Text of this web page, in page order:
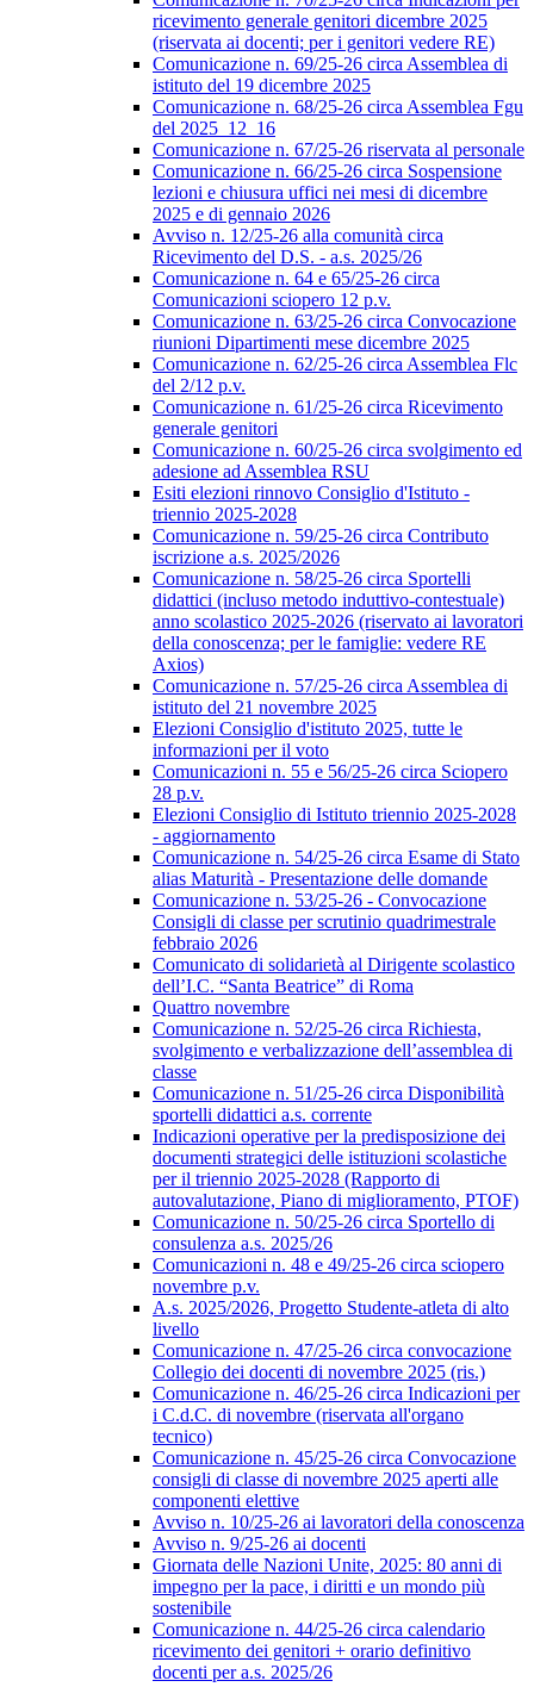
ricevimento generale genitori dicembre 2025
(riservata ai docenti; per i genitori vedere RE)
Comunicazione n. 69/25-26 circa Assemblea di
istituto del 19 dicembre 2025
Comunicazione n. 68/25-26 circa Assemblea Fgu
del 2025_12_16
Comunicazione n. 67/25-26 riservata al personale
Comunicazione n. 66/25-26 circa Sospensione
lezioni e chiusura uffici nei mesi di dicembre
2025 e di gennaio 2026
Avviso n. 12/25-26 alla comunità circa
Ricevimento del D.S. - a.s. 2025/26
Comunicazione n. 64 e 65/25-26 circa
Comunicazioni sciopero 12 p.v.
Comunicazione n. 63/25-26 circa Convocazione
riunioni Dipartimenti mese dicembre 2025
Comunicazione n. 62/25-26 circa Assemblea Flc
del 2/12 p.v.
Comunicazione n. 61/25-26 circa Ricevimento
generale genitori
Comunicazione n. 60/25-26 circa svolgimento ed
adesione ad Assemblea RSU
Esiti elezioni rinnovo Consiglio d'Istituto -
triennio 2025-2028
Comunicazione n. 59/25-26 circa Contributo
iscrizione a.s. 2025/2026
Comunicazione n. 58/25-26 circa Sportelli
didattici (incluso metodo induttivo-contestuale)
anno scolastico 2025-2026 (riservato ai lavoratori
della conoscenza; per le famiglie: vedere RE
Axios)
Comunicazione n. 57/25-26 circa Assemblea di
istituto del 21 novembre 2025
Elezioni Consiglio d'istituto 2025, tutte le
informazioni per il voto
Comunicazioni n. 55 e 56/25-26 circa Sciopero
28 p.v.
Elezioni Consiglio di Istituto triennio 2025-2028
- aggiornamento
Comunicazione n. 54/25-26 circa Esame di Stato
alias Maturità - Presentazione delle domande
Comunicazione n. 53/25-26 - Convocazione
Consigli di classe per scrutinio quadrimestrale
febbraio 2026
Comunicato di solidarietà al Dirigente scolastico
dell’I.C. “Santa Beatrice” di Roma
Quattro novembre
Comunicazione n. 52/25-26 circa Richiesta,
svolgimento e verbalizzazione dell’assemblea di
classe
Comunicazione n. 51/25-26 circa Disponibilità
sportelli didattici a.s. corrente
Indicazioni operative per la predisposizione dei
documenti strategici delle istituzioni scolastiche
per il triennio 2025-2028 (Rapporto di
autovalutazione, Piano di miglioramento, PTOF)
Comunicazione n. 50/25-26 circa Sportello di
consulenza a.s. 2025/26
Comunicazioni n. 48 e 49/25-26 circa sciopero
novembre p.v.
A.s. 2025/2026, Progetto Studente-atleta di alto
livello
Comunicazione n. 47/25-26 circa convocazione
Collegio dei docenti di novembre 2025 (ris.)
Comunicazione n. 46/25-26 circa Indicazioni per
i C.d.C. di novembre (riservata all'organo
tecnico)
Comunicazione n. 45/25-26 circa Convocazione
consigli di classe di novembre 2025 aperti alle
componenti elettive
Avviso n. 10/25-26 ai lavoratori della conoscenza
Avviso n. 9/25-26 ai docenti
Giornata delle Nazioni Unite, 2025: 80 anni di
impegno per la pace, i diritti e un mondo più
sostenibile
Comunicazione n. 44/25-26 circa calendario
ricevimento dei genitori + orario definitivo
docenti per a.s. 2025/26